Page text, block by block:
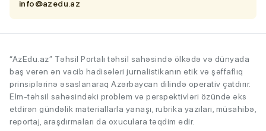
info@azedu.az
“AzEdu.az” Təhsil Portalı təhsil sahəsində ölkədə və dünyada
baş verən ən vacib hadisələri jurnalistikanın etik və şəffaflıq
prinsiplərinə əsaslanaraq Azərbaycan dilində operativ çatdırır.
Elm-təhsil sahəsindəki problem və perspektivləri özündə əks
etdirən gündəlik materiallarla yanaşı, rubrika yazıları, müsahibə,
reportaj, araşdırmaları da oxuculara təqdim edir.